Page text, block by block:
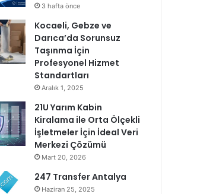
3 hafta önce
Kocaeli, Gebze ve
Darıca’da Sorunsuz
Taşınma İçin
Profesyonel Hizmet
Standartları
Aralık 1, 2025
21U Yarım Kabin
Kiralama ile Orta Ölçekli
İşletmeler İçin İdeal Veri
Merkezi Çözümü
Mart 20, 2026
247 Transfer Antalya
Haziran 25, 2025